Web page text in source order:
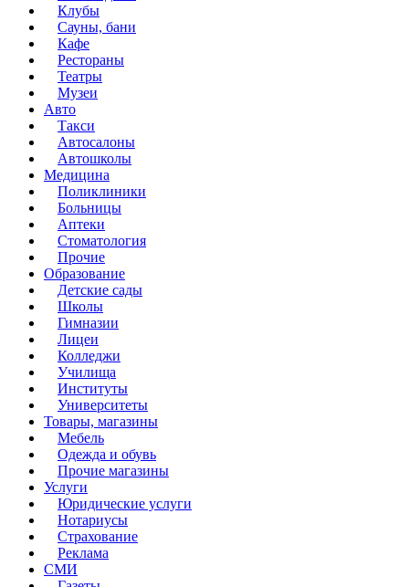
Клубы
Сауны, бани
Кафе
Рестораны
Театры
Музеи
Авто
Такси
Автосалоны
Автошколы
Медицина
Поликлиники
Больницы
Аптеки
Стоматология
Прочие
Образование
Детские сады
Школы
Гимназии
Лицеи
Колледжи
Училища
Институты
Университеты
Товары, магазины
Мебель
Одежда и обувь
Прочие магазины
Услуги
Юридические услуги
Нотариусы
Страхование
Реклама
СМИ